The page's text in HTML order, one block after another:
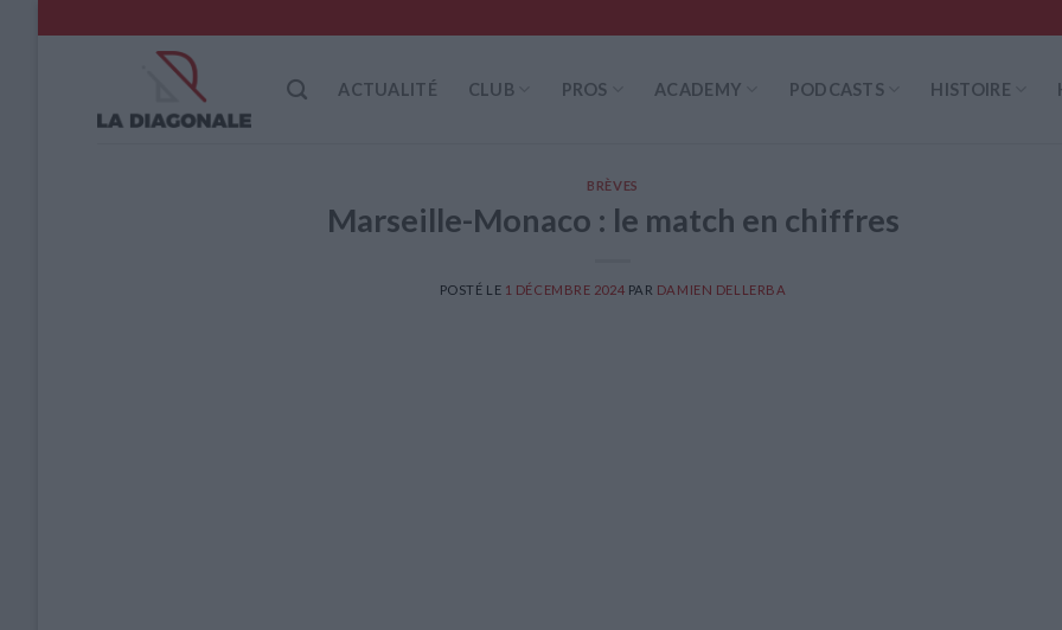
to
ACTUALITÉ CLUB PROS ACADEMY PODCASTS HISTOIRE
BRÈVES
Marseille-Monaco : le match en chiffres
POSTÉ LE 1 DÉCEMBRE 2024 PAR DAMIEN DELLERBA